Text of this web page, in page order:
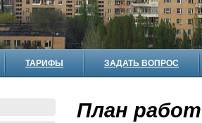
ТАРИФЫ ЗАДАТЬ ВОПРОС
План работ